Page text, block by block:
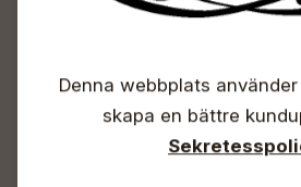
Vardagar 09-18
Info & växel
Denna webbplats
skapa en bättre